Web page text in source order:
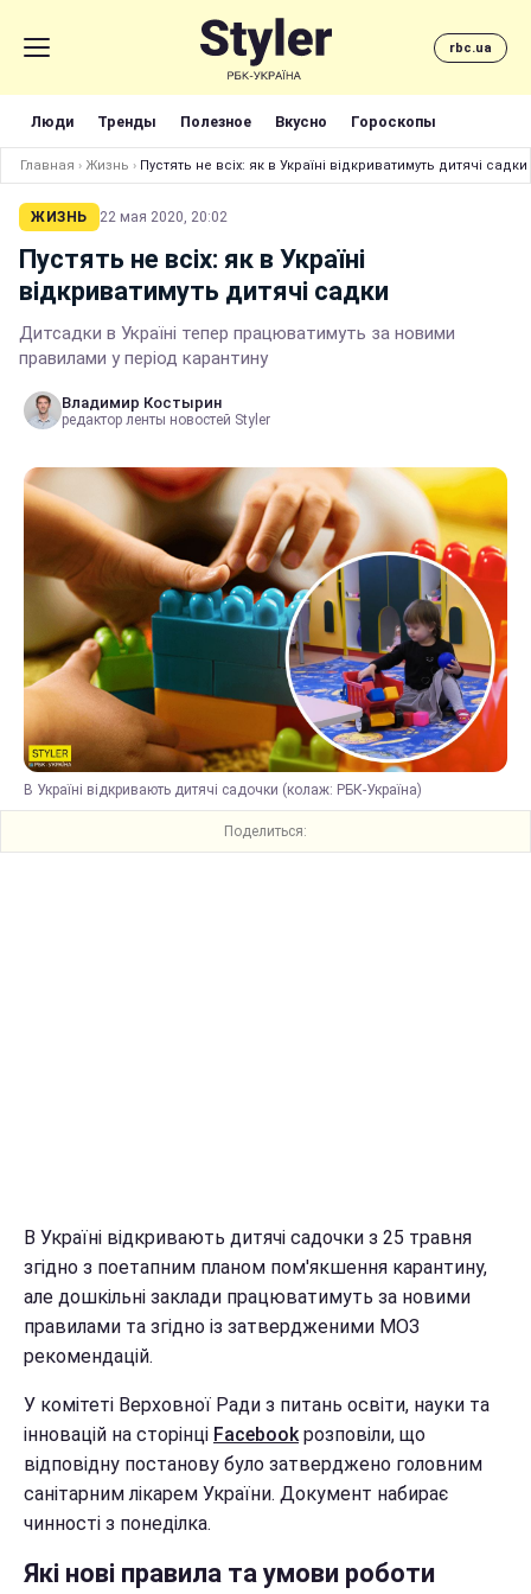
rbc.ua
Люди Тренды Полезное Вкусно Гороскопы
Главная › Жизнь › Пустять не всіх: як в Україні відкриватимуть дитячі садки
ЖИЗНЬ 22 мая 2020, 20:02
Пустять не всіх: як в Україні
відкриватимуть дитячі садки
Дитсадки в Україні тепер працюватимуть за новими
правилами у період карантину
Владимир Костырин
редактор ленты новостей Styler
В Україні відкривають дитячі садочки (колаж: РБК-Україна)
Поделиться:
В Україні відкривають дитячі садочки з 25 травня
згідно з поетапним планом пом'якшення карантину,
але дошкільні заклади працюватимуть за новими
правилами та згідно із затвердженими МОЗ
рекомендацій.
У комітеті Верховної Ради з питань освіти, науки та
інновацій на сторінці Facebookрозповіли, що
відповідну постанову було затверджено головним
санітарним лікарем України. Документ набирає
чинності з понеділка.
Які нові правила та умови роботи